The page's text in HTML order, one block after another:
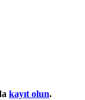
kayıt olun.